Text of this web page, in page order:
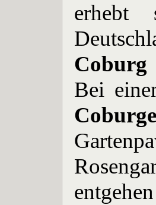
erhebt
Coburg
Bei